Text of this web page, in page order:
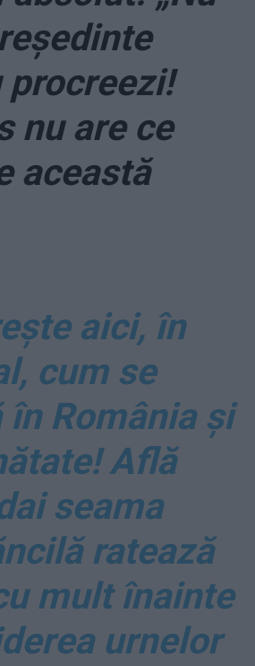
procreezi!
nu are ce
această
aici, în
cum se
în România și
Află
seama
ratează
mult înainte
urnelor